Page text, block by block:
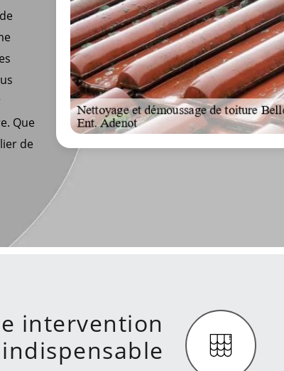
Que
de
intervention
indispensable